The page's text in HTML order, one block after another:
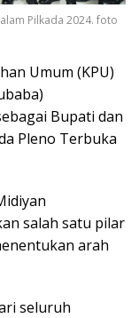
Pilkada 2024. foto
Umum (KPU)
Bupati dan
Pleno Terbuka
salah satu pilar
arah
seluruh